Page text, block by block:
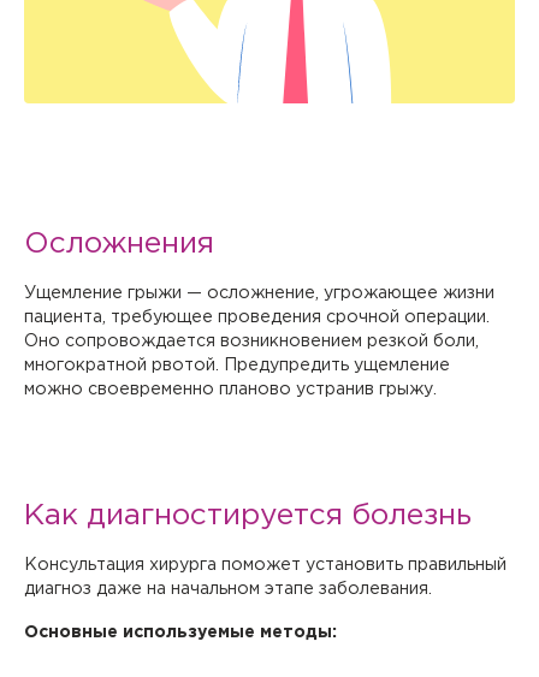
Осложнения
Ущемление грыжи — осложнение, угрожающее жизни
пациента, требующее проведения срочной операции.
Оно сопровождается возникновением резкой боли,
многократной рвотой. Предупредить ущемление
можно своевременно планово устранив грыжу.
Как диагностируется болезнь
Консультация хирурга поможет установить правильный
диагноз даже на начальном этапе заболевания.
Основные используемые методы: